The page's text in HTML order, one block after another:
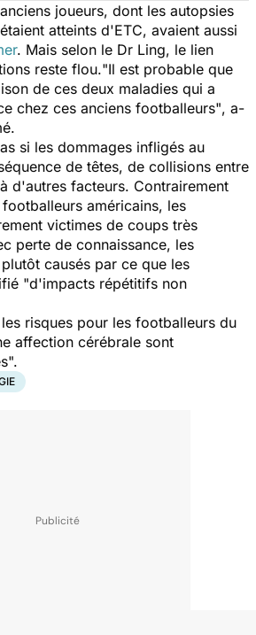
joueurs, dont les autopsies
atteints d'ETC, avaient aussi
. Mais selon le Dr Ling, le lien
reste flou."Il est probable que
de ces deux maladies qui a
chez ces anciens footballeurs", a-
si les dommages infligés au
de têtes, de collisions entre
d'autres facteurs. Contrairement
américains, les
victimes de coups très
perte de connaissance, les
causés par ce que les
"d'impacts répétitifs non
risques pour les footballeurs du
affection cérébrale sont